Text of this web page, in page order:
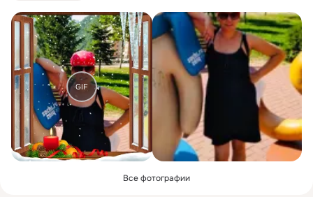
GIF
Все фотографии